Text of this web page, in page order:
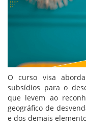
O curso visa
subsídios para o
que levem ao
geográfico de
e dos demais